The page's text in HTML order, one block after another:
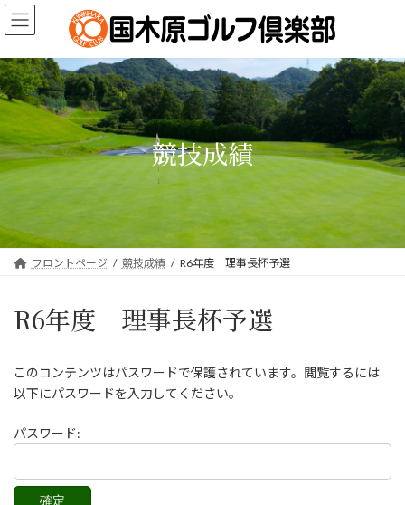
コ
ン
ン
ツ
へ
キ
ッ
プ
ナ
ビ
ー
シ
ョ
に
移
動
競技成績
フロントページ 競技成績 R6年度 理事長杯予選
R6年度 理事長杯予選
このコンテンツはパスワードで保護されています。閲覧するには
以下にパスワードを入力してください。
パスワード: